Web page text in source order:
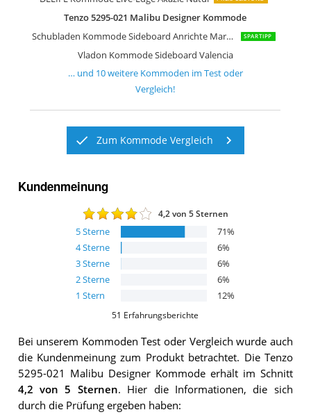
Tenzo 5295-021 Malibu Designer Kommode
Schubladen Kommode Sideboard Anrichte Marbella in Hochglanz
SPARTIPP
Vladon Kommode Sideboard Valencia
… und 10weitere Kommoden im Test oder
Vergleich!
Zum Kommode Vergleich
Kundenmeinung
4,2 von 5 Sternen
5Sterne 71%
4Sterne 6%
3Sterne 6%
2Sterne 6%
1 Stern 12%
51 Erfahrungsberichte
Bei unserem Kommoden Test oder Vergleich wurde auch
die Kundenmeinung zum Produkt betrachtet. Die Tenzo
5295-021 Malibu Designer Kommodeerhält im Schnitt
4,2 von 5 Sternen. Hier die Informationen, die sich
durch die Prüfung ergeben haben: